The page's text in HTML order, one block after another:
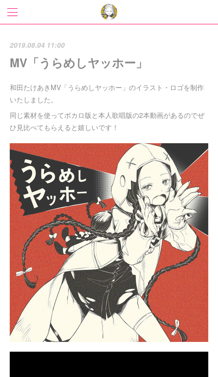
2019.08.04 11:00
MV「うらめしヤッホー」
和田たけあきMV「うらめしヤッホー」のイラスト・ロゴを制作
いたしました。
同じ素材を使ってボカロ版と本人歌唱版の2本動画があるのでぜ
ひ見比べてもらえると嬉しいです！